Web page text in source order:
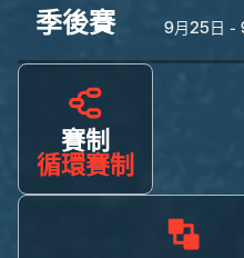
季後賽 9月25日 -
賽制
循環賽制